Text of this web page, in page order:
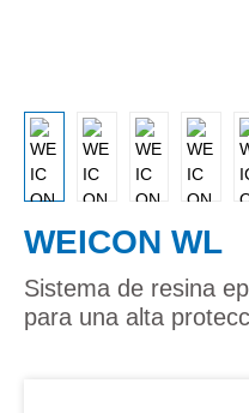
WEICON WL
Sistema de resina
para una alta